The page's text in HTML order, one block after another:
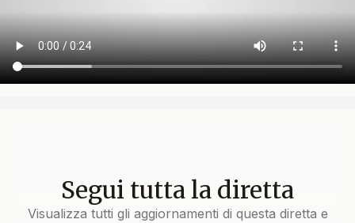
Segui tutta la diretta
Visualizza tutti gli aggiornamenti di questa diretta e